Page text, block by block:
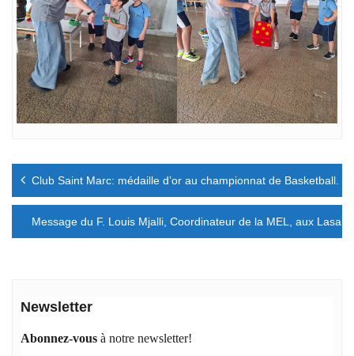
Navigation
l’article
Club Saint Marc: médaille d’or au championnat de Basketball.
Message du F. Louis Mjalli, Coordinateur de la MEL, aux
Newsletter
Abonnez-vous à notre newsletter!